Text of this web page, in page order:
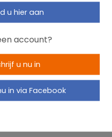
vrouwen, zo blijkt uit deze studie.
u hier aan
account?
u nu in
in via Facebook